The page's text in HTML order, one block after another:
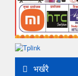
भर्खरै